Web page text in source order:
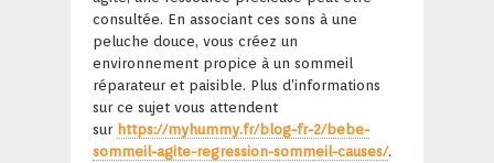
consultée. En associant ces sons à une
peluche douce, vous créez un
environnement propice à un sommeil
réparateur et paisible. Plus d’informations
sur ce sujet vous attendent
sur https://myhummy.fr/blog-fr-2/bebe-
sommeil-agite-regression-sommeil-causes/.